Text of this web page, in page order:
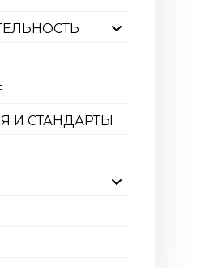
И СТАНДАРТЫ